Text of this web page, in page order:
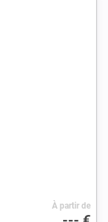
À partir de